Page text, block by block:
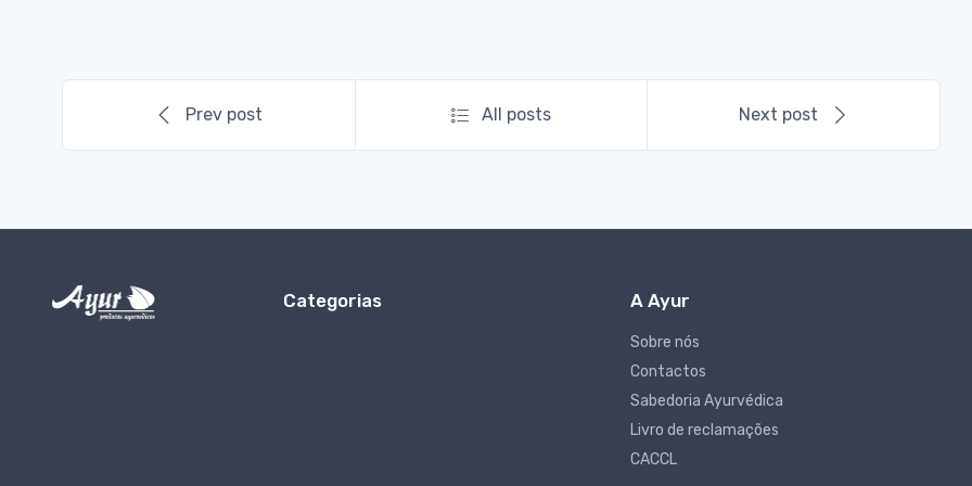
Prev post All posts Next post
Categorias A Ayur
Sobre nós
Contactos
Sabedoria Ayurvédica
Livro de reclamações
CACCL